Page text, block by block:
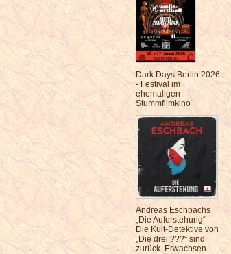
Dark Days Berlin 2026
- Festival im
ehemaligen
Stummfilmkino
Andreas Eschbachs
„Die Auferstehung“ –
Die Kult-Detektive von
„Die drei ???“ sind
zurück. Erwachsen.